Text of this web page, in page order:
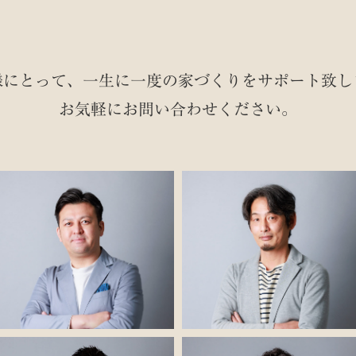
とって、一生に一度の家づくりを サポート致
お気軽にお問い合わせください。